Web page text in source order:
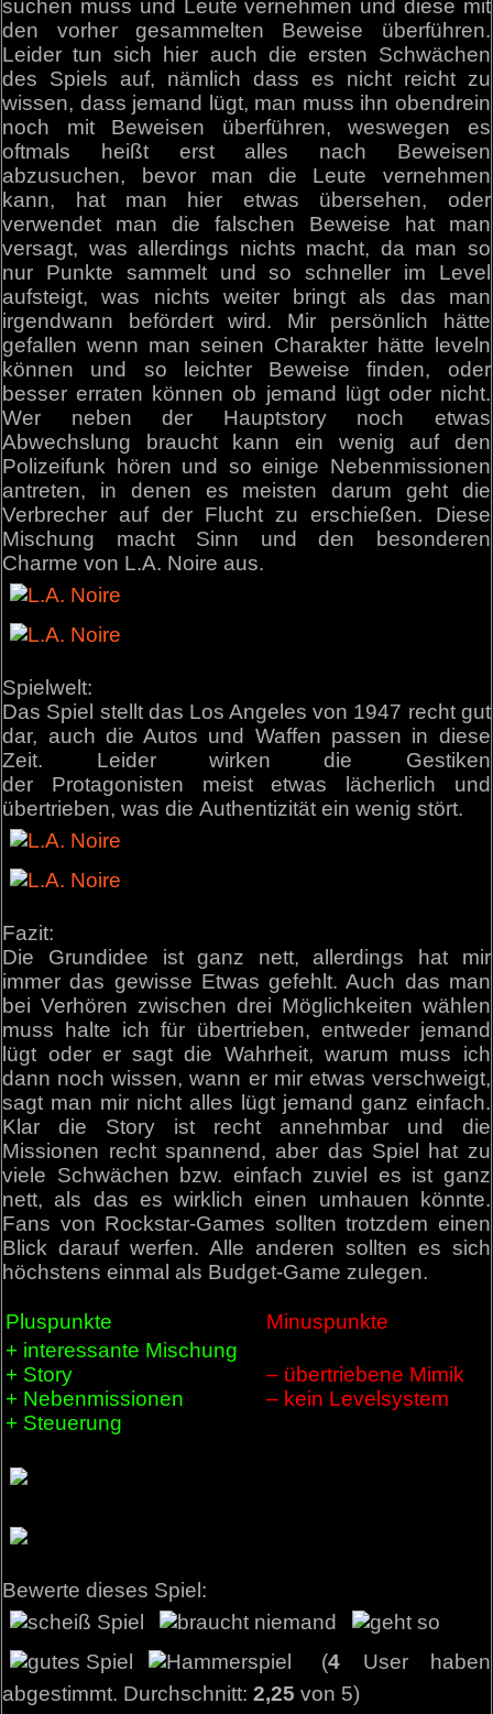
suchen muss und Leute vernehmen und diese mit
den vorher gesammelten Beweise überführen.
Leider tun sich hier auch die ersten Schwächen
des Spiels auf, nämlich dass es nicht reicht zu
wissen, dass jemand lügt, man muss ihn obendrein
noch mit Beweisen überführen, weswegen es
oftmals heißt erst alles nach Beweisen
abzusuchen, bevor man die Leute vernehmen
kann, hat man hier etwas übersehen, oder
verwendet man die falschen Beweise hat man
versagt, was allerdings nichts macht, da man so
nur Punkte sammelt und so schneller im Level
aufsteigt, was nichts weiter bringt als das man
irgendwann befördert wird. Mir persönlich hätte
gefallen wenn man seinen Charakter hätte leveln
können und so leichter Beweise finden, oder
besser erraten können ob jemand lügt oder nicht.
Wer neben der Hauptstory noch etwas
Abwechslung braucht kann ein wenig auf den
Polizeifunk hören und so einige Nebenmissionen
antreten, in denen es meisten darum geht die
Verbrecher auf der Flucht zu erschießen. Diese
Mischung macht Sinn und den besonderen
Charme von L.A. Noire aus.
Spielwelt:
Das Spiel stellt das Los Angeles von 1947 recht gut
dar, auch die Autos und Waffen passen in diese
Zeit. Leider wirken die Gestiken
der Protagonisten meist etwas lächerlich und
übertrieben, was die Authentizität ein wenig stört.
Fazit:
Die Grundidee ist ganz nett, allerdings hat mir
immer das gewisse Etwas gefehlt. Auch das man
bei Verhören zwischen drei Möglichkeiten wählen
muss halte ich für übertrieben, entweder jemand
lügt oder er sagt die Wahrheit, warum muss ich
dann noch wissen, wann er mir etwas verschweigt,
sagt man mir nicht alles lügt jemand ganz einfach.
Klar die Story ist recht annehmbar und die
Missionen recht spannend, aber das Spiel hat zu
viele Schwächen bzw. einfach zuviel es ist ganz
nett, als das es wirklich einen umhauen könnte.
Fans von Rockstar-Games sollten trotzdem einen
Blick darauf werfen. Alle anderen sollten es sich
höchstens einmal als Budget-Game zulegen.
Pluspunkte
Minuspunkte
+ interessante Mischung
+ Story
+ Nebenmissionen
+ Steuerung
– übertriebene Mimik
– kein Levelsystem
Bewerte dieses Spiel:
(4 User haben
abgestimmt. Durchschnitt:2,25 von 5)